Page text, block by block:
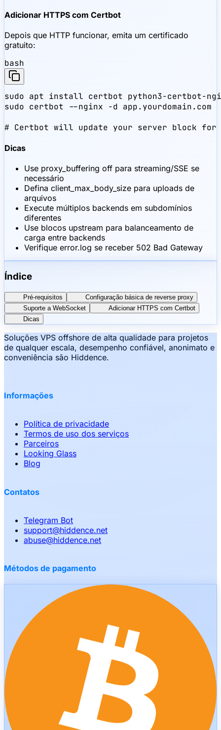
Adicionar HTTPS com Certbot
Depois que HTTP funcionar, emita um certificado
gratuito:
bash
sudo apt install certbot python3-certbot-
sudo certbot --nginx -d app.yourdomain.com
# Certbot will update your server block for
Dicas
Use proxy_buffering off para streaming/SSE se
necessário
Defina client_max_body_size para uploads de
arquivos
Execute múltiplos backends em subdomínios
diferentes
Use blocos upstream para balanceamento de
carga entre backends
Verifique error.log se receber 502 Bad Gateway
Índice
Pré-requisitos
Configuração básica de reverse proxy
Suporte a WebSocket
Adicionar HTTPS com Certbot
Dicas
Soluções VPS offshore de alta qualidade para projetos
de qualquer escala, desempenho confiável, anonimato e
conveniência são Hiddence.
Informações
Política de privacidade
Termos de uso dos serviços
Parceiros
Looking Glass
Blog
Contatos
Telegram Bot
support@hiddence.net
abuse@hiddence.net
Métodos de pagamento